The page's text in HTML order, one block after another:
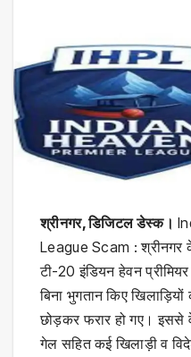
श्रीनगर, डिजिटल डेस्क।
League Scam : श्रीनगर
टी-20 इंडियन हेवन
बिना भुगतान किए
छोड़कर फरार हो गए। इससे
गेल सहित कई खिलाड़ी व